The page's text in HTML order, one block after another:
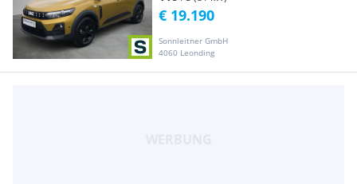
Sonnleitner GmbH
4060 Leonding
€ 19.190